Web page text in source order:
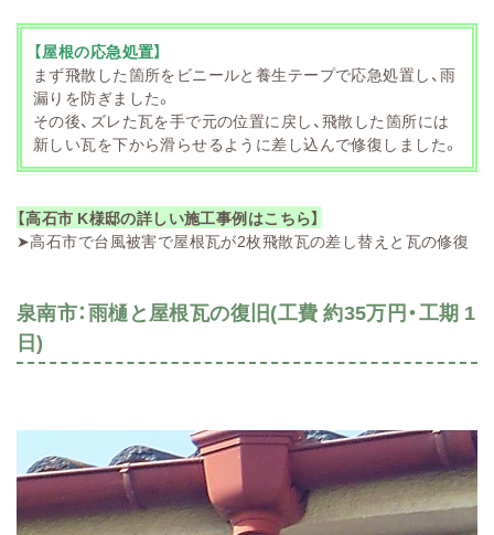
【屋根の応急処置】
まず飛散した箇所をビニールと養生テープで応急処置し、雨
漏りを防ぎました。
その後、ズレた瓦を手で元の位置に戻し、飛散した箇所には
新しい瓦を下から滑らせるように差し込んで修復しました。
【高石市 K様邸の詳しい施工事例はこちら】
➤高石市で台風被害で屋根瓦が2枚飛散瓦の差し替えと瓦の修復
泉南市：雨樋と屋根瓦の復旧(工費 約35万円・工期 1
日)